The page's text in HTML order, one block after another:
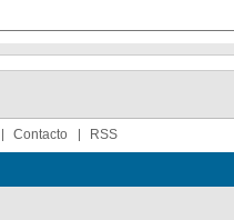
Contacto RSS